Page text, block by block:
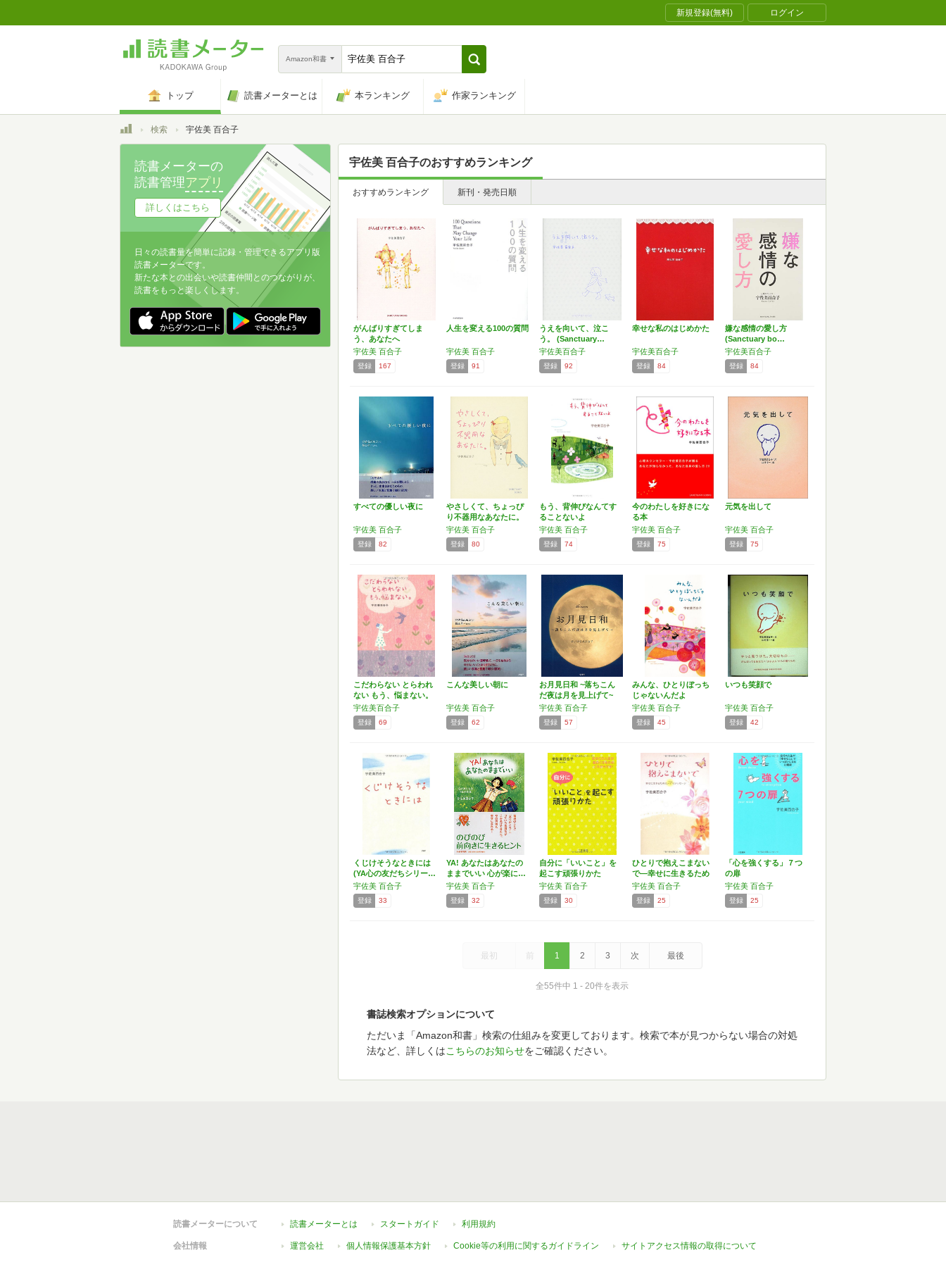
新規登録(無料) ログイン
Amazon和書
トップ 読書メーターとは 本ランキング 作家ランキング
トップ検索 宇佐美 百合子
宇佐美 百合子のおすすめランキング
おすすめランキング 新刊・発売日順
がんばりすぎてしま
う、あなたへ
宇佐美 百合子
登録 167
人生を変える100の質問
宇佐美 百合子
登録 91
うえを向いて、泣こ
う。 (Sanctuary…
宇佐美百合子
登録 92
幸せな私のはじめかた
宇佐美百合子
登録 84
嫌な感情の愛し方
(Sanctuary bo…
宇佐美百合子
登録 84
すべての優しい夜に
宇佐美 百合子
登録 82
やさしくて、ちょっぴ
り不器用なあなたに。
(…
宇佐美 百合子
登録 80
もう、背伸びなんてす
ることないよ
宇佐美 百合子
登録 74
今のわたしを好きにな
る本
宇佐美 百合子
登録 75
元気を出して
宇佐美 百合子
登録 75
こだわらない とらわれ
ない もう、悩まない。
…
宇佐美百合子
登録 69
こんな美しい朝に
宇佐美 百合子
登録 62
お月見日和 ~落ちこん
だ夜は月を見上げて~
宇佐美 百合子
登録 57
みんな、ひとりぼっち
じゃないんだよ
宇佐美 百合子
登録 45
いつも笑顔で
宇佐美 百合子
登録 42
くじけそうなときには
(YA心の友だちシリー…
宇佐美 百合子
登録 33
YA! あなたはあなたの
ままでいい 心が楽に…
宇佐美 百合子
登録 32
自分に「いいこと」を
起こす頑張りかた
宇佐美 百合子
登録 30
ひとりで抱えこまない
で―幸せに生きるため
の7…
宇佐美 百合子
登録 25
「心を強くする」７つ
の扉
宇佐美 百合子
登録 25
最初 前 1 2 3 次 最後
全55件中 1 - 20件を表示
書誌検索オプションについて
ただいま「Amazon和書」検索の仕組みを変更しております。検索で本が見つからない場合の対処
法など、詳しくはこちらのお知らせをご確認ください。
読書メーターの
読書管理アプリ
詳しくはこちら
日々の読書量を簡単に記録・管理できるアプリ版
読書メーターです。
新たな本との出会いや読書仲間とのつながりが、
読書をもっと楽しくします。
読書メーターについて 読書メーターとは スタートガイド 利用規約
会社情報 運営会社 個人情報保護基本方針 Cookie等の利用に関するガイドライン サイトアクセス情報の取得について